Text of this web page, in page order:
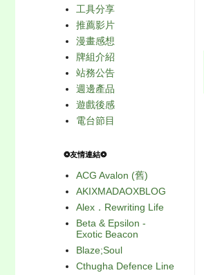
工具分享
推薦影片
漫畫感想
牌組介紹
站務公告
週邊產品
遊戲後感
電台節目
❂友情連結❂
ACG Avalon (舊)
AKIXMADAOXBLOG
Alex．Rewriting Life
Beta & Epsilon -
Exotic Beacon
Blaze;Soul
Cthugha Defence Line